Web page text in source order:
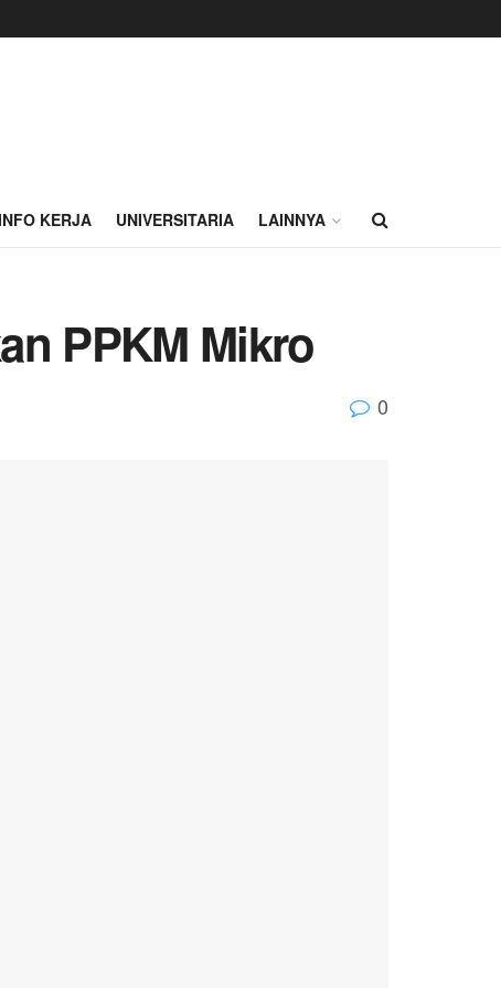
KERJA UNIVERSITARIA LAINNYA
PPKM Mikro
0